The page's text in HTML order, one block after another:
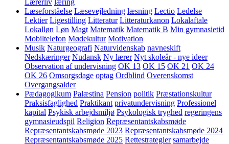
Lærerliv læring
Læseforståelse Læsevejledning læsning Lectio Ledelse
Lektier Ligestilling Litteratur Litteraturkanon Lokalaftale
Lokalløn Løn Magt Matematik Matematik B Min gymnasietid
Mobiltelefon Mødekultur Motivation
Musik Naturgeografi Naturvidenskab navneskift
Nedskæringer Nudansk Ny lærer Nyt skoleår - nye ideer
Observation af undervisning OK 13 OK 15 OK 21 OK 24
OK 26 Omsorgsdage optag Ordblind Overenskomst
Overgangsalder
Pædagogikum Palæstina Pension politik Præstationskultur
Praksisfaglighed Praktikant privatundervisning Professionel
kapital Psykisk arbejdsmiljø Psykologisk tryghed regeringens
gymnasieudspil Religion Repræsentantskabsmøde
Repræsentantskabsmøde 2023 Repræsentantskabsmøde 2024
Repræsentantskabsmøde 2025 Rettestrategier samarbejde